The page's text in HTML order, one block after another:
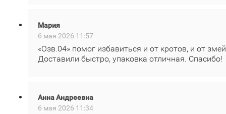
Мария
6 мая 2026 11:57
«Озв.04» помог избавиться и от кротов, и от
Доставили быстро, упаковка отличная. Спасибо!
Анна Андреевна
6 мая 2026 11:34